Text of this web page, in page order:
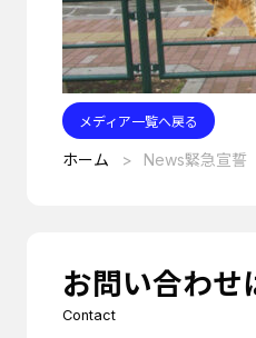
メディア一覧へ戻る
ホーム News緊急宣誓
お問い合わせ
Contact